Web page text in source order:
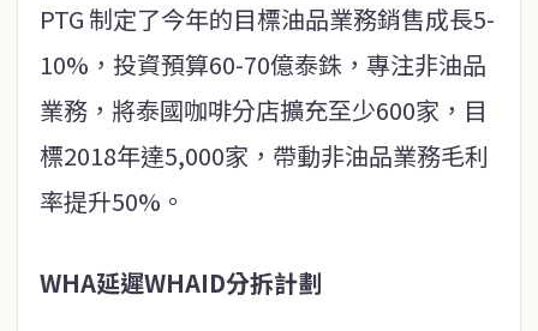
PTG 制定了今年的目標油品業務銷售成長5-
10%，投資預算60-70億泰銖，專注非油品
業務，將泰國咖啡分店擴充至少600家，目
標2018年達5,000家，帶動非油品業務毛利
率提升50%。
WHA延遲WHAID分拆計劃